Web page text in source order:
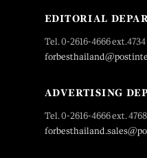
EDITORIAL
Tel. 0-2616-4666 ext.4734
ADVERTISING
Tel. 0-2616-4666 ext.